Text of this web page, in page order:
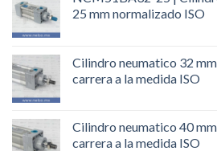
25 mm normalizado ISO
Cilindro neumatico 32
carrera a la medida ISO
Cilindro neumatico 40
carrera a la medida ISO